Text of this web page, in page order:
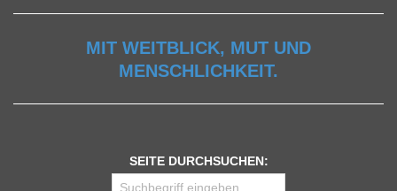
MIT WEITBLICK, MUT UND
MENSCHLICHKEIT.
SEITE DURCHSUCHEN: